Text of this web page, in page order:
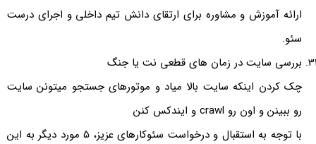
ارائه آموزش و مشاوره برای ارتقای دانش تیم داخلی و اجرای درست
سئو.
بررسی سایت در زمان های قطعی نت یا جنگ
چک کردن اینکه سایت بالا میاد و موتورهای جستجو میتونن سایت
رو ببینن و اون رو crawl و ایندکس کنن
با توجه به استقبال و درخواست سئوکارهای عزیز، 5 مورد دیگر به این